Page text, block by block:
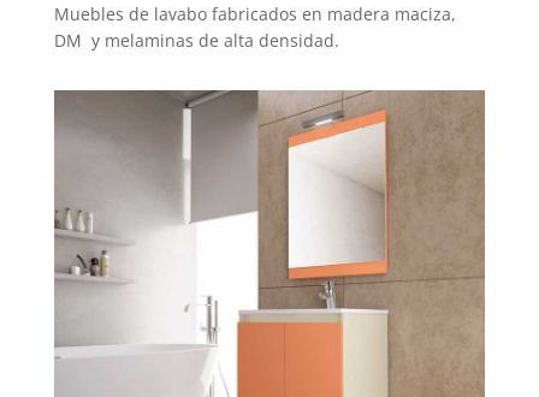
Muebles de lavabo fabricados en madera maciza,
DM y melaminas de alta densidad.